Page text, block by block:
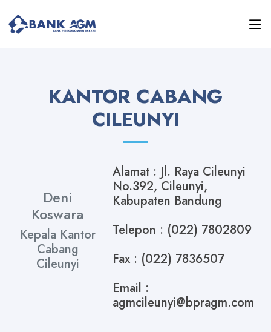
KANTOR CABANG
CILEUNYI
Deni
Koswara
Kepala Kantor
Cabang
Cileunyi
Alamat : Jl. Raya Cileunyi
No.392, Cileunyi,
Kabupaten Bandung
Telepon : (022) 7802809
Fax : (022) 7836507
Email :
agmcileunyi@bpragm.com